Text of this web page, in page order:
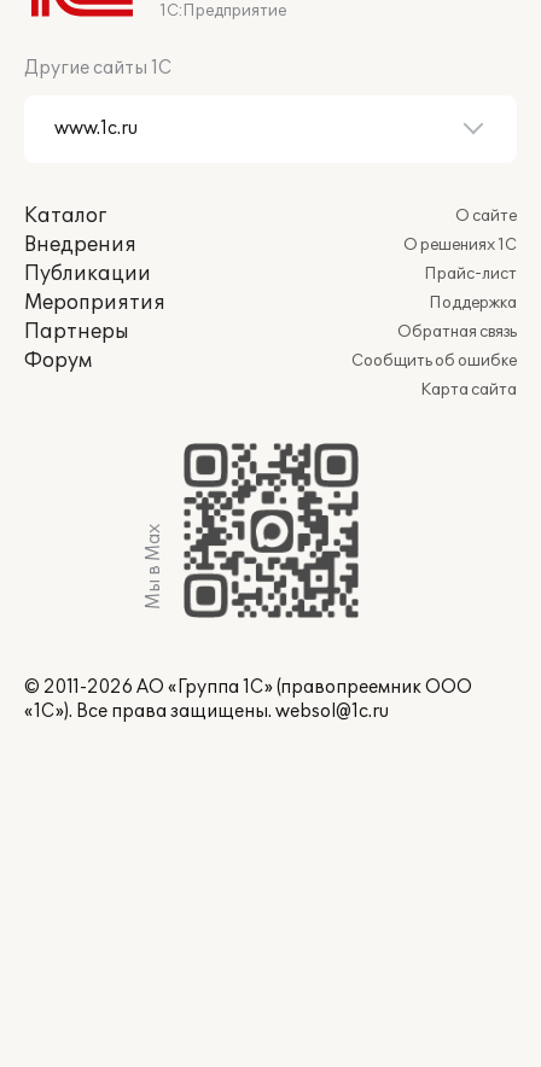
1С:Предприятие
Другие сайты 1С
Каталог
Внедрения
Публикации
Мероприятия
Партнеры
Форум
О сайте
О решениях 1С
Прайс-лист
Поддержка
Обратная связь
Сообщить об ошибке
Карта сайта
Мы в Max
© 2011-2026 АО «Группа 1С» (правопреемник ООО
«1С»). Все права защищены. websol@1c.ru